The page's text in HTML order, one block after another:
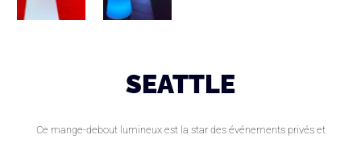
SEATTLE
Ce mange-debout lumineux est la star des événements privés et